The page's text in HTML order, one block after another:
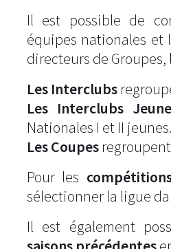
Il est possible de
équipes nationales et
directeurs de
Les Interclubs
Les Interclubs
Nationales I et II jeunes.
Les Coupes
Pour les
sélectionner la ligue
Il est également